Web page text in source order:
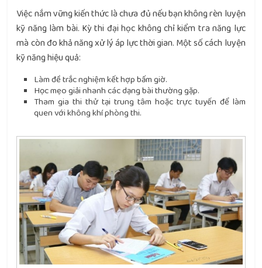
Việc nắm vững kiến thức là chưa đủ nếu bạn không rèn luyện
kỹ năng làm bài. Kỳ thi đại học không chỉ kiểm tra năng lực
mà còn đo khả năng xử lý áp lực thời gian. Một số cách luyện
kỹ năng hiệu quả:
Làm đề trắc nghiệm kết hợp bấm giờ.
Học mẹo giải nhanh các dạng bài thường gặp.
Tham gia thi thử tại trung tâm hoặc trực tuyến để làm
quen với không khí phòng thi.